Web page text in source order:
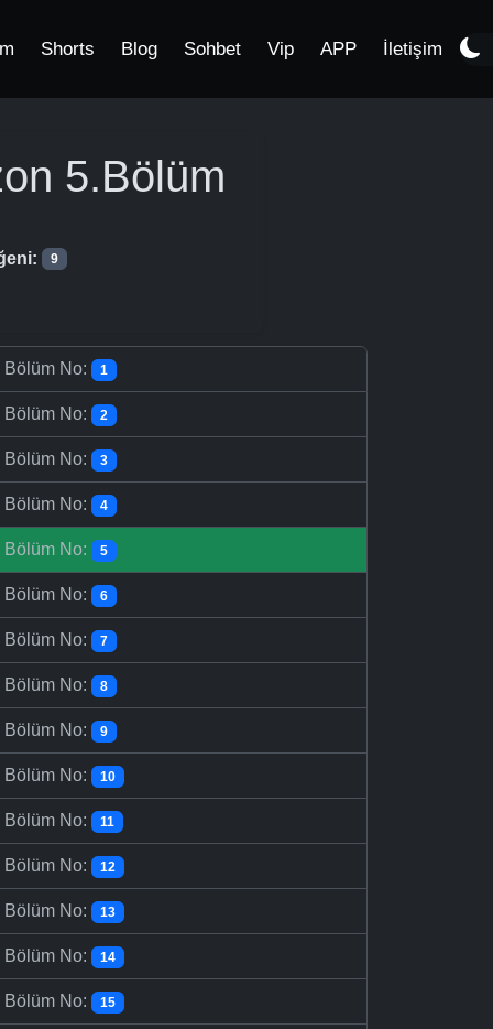
Shorts Blog Sohbet Vip APP İletişim
5.Bölüm
9
Bölüm No: 1
Bölüm No: 2
Bölüm No: 3
Bölüm No: 4
Bölüm No: 5
Bölüm No: 6
Bölüm No: 7
Bölüm No: 8
Bölüm No: 9
Bölüm No: 10
Bölüm No: 11
Bölüm No: 12
Bölüm No: 13
Bölüm No: 14
Bölüm No: 15